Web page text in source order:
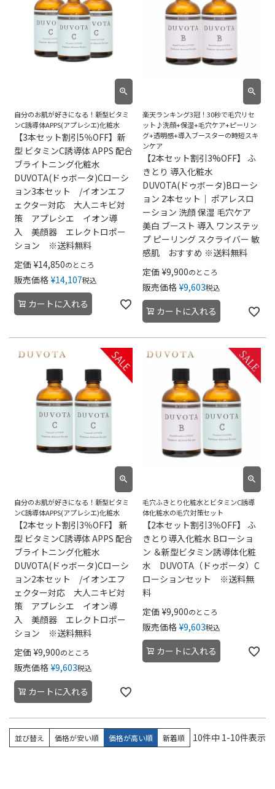
自分のお肌が好きになる！新型ビタミ
ンC誘導体APPS(アプレシエ)化粧水
【3本セット割引5％OFF】新
型 ビタミンC誘導体 APPS 配合
ブライトニング化粧水
DUVOTA(ドゥボータ)Cローシ
ョン3本セット /イオンエフ
ェクター対応 大人ニキビ対
策 アプレシエ イオン導
入 美顔器 エレクトロポー
ション ※送料無料
定価 ¥14,850のところ
販売価格 ¥14,107税込
カートに入れる
楽天ランキング3冠！30秒で毛穴リセ
ット♪洗顔+保湿+毛穴ケア+ピーリン
グ+透明感+導入ブースターの時短スキ
ンケア
【2本セット割引3%OFF】 ふ
きとり 導入化粧水
DUVOTA(ドゥボータ)Bローシ
ョン 2本セット｜ ポアレスロ
ーション 洗顔 保湿 毛穴ケア
美白 ブースト 導入 ワンステッ
プ ピーリング スクライバー 敏
感肌 おすすめ ※送料無料
定価 ¥9,900のところ
販売価格 ¥9,603税込
カートに入れる
自分のお肌が好きになる！新型ビタミ
ンC誘導体APPS(アプレシエ)化粧水
【2本セット割引3％OFF】 新
型 ビタミンC誘導体 APPS 配合
ブライトニング化粧水
DUVOTA(ドゥボータ)Cローシ
ョン2本セット /イオンエフ
ェクター対応 大人ニキビ対
策 アプレシエ イオン導
入 美顔器 エレクトロポー
ション ※送料無料
定価 ¥9,900のところ
販売価格 ¥9,603税込
カートに入れる
毛穴ふきとり化粧水とビタミンC誘導
体化粧水の毛穴対策セット
【2本セット割引3％OFF】 ふ
きとり導入化粧水 Bローショ
ン ＆新型ビタミン誘導体化粧
水 DUVOTA（ドゥボータ）C
ローションセット ※送料無
料
定価 ¥9,900のところ
販売価格 ¥9,603税込
カートに入れる
並び替え 価格が安い順 価格が高い順 新着順 10件中 1-10件表示